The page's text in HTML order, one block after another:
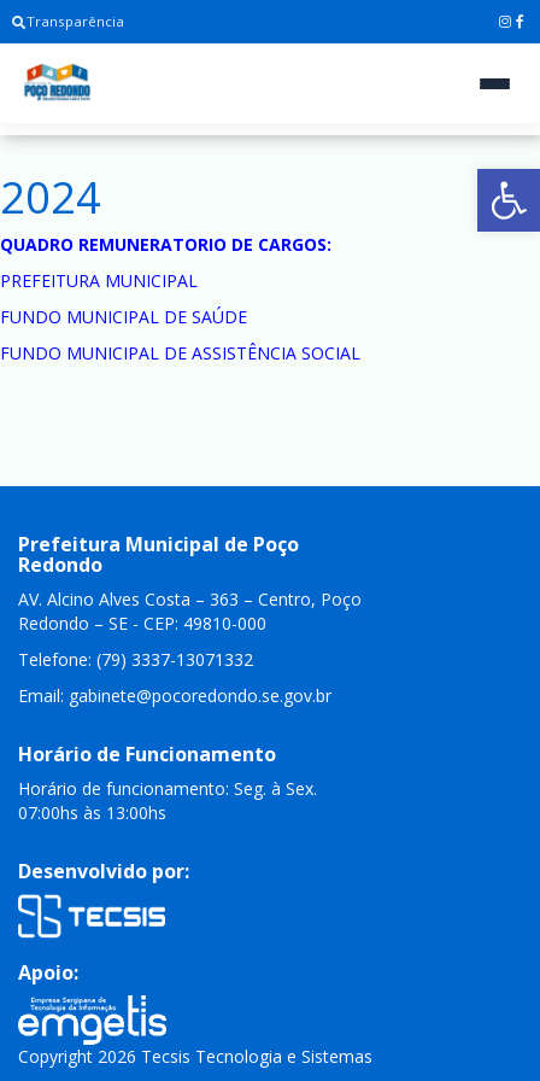
Transparência
2024
QUADRO REMUNERATORIO DE CARGOS:
PREFEITURA MUNICIPAL
FUNDO MUNICIPAL DE SAÚDE
FUNDO MUNICIPAL DE ASSISTÊNCIA SOCIAL
Prefeitura Municipal de Poço
Redondo
AV. Alcino Alves Costa – 363 – Centro, Poço
Redondo – SE - CEP: 49810-000
Telefone: (79) 3337-13071332
Email: gabinete@pocoredondo.se.gov.br
Horário de Funcionamento
Horário de funcionamento: Seg. à Sex.
07:00hs às 13:00hs
Desenvolvido por:
Apoio:
Copyright 2026 Tecsis Tecnologia e Sistemas